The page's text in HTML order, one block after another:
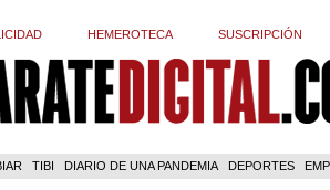
HEMEROTECA SUSCRIPCIÓN
TIBI DIARIO DE UNA PANDEMIA DEPORTES